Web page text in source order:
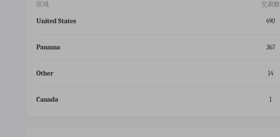
区域 交易数
United States 490
Panama 367
Other 14
Canada 1